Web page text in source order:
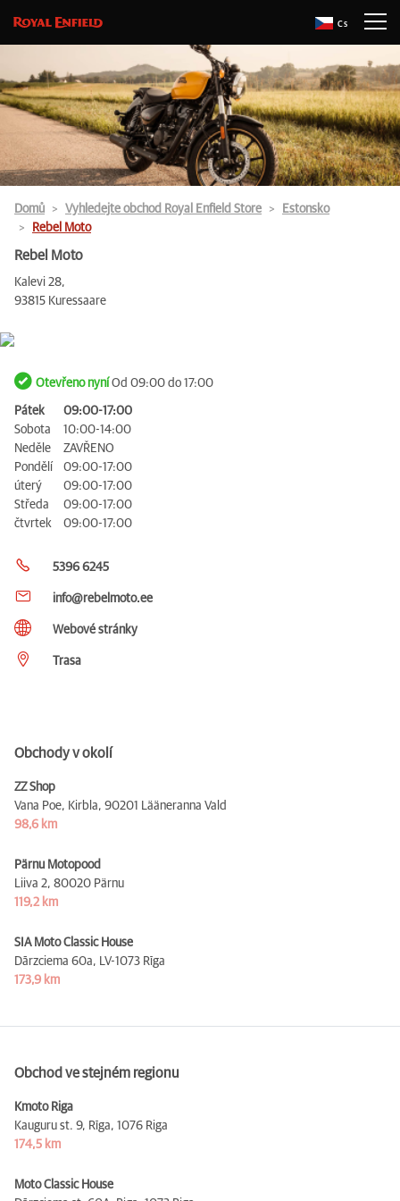
Cs
Domů Vyhledejte obchod Royal Enfield Store
Estonsko
Rebel Moto
Rebel Moto
Kalevi 28,
93815 Kuressaare
Otevřeno nyní Od 09:00 do 17:00
Pátek
09:00-17:00
Sobota
10:00-14:00
Neděle
ZAVŘENO
Pondělí
09:00-17:00
úterý
09:00-17:00
Středa
09:00-17:00
čtvrtek
09:00-17:00
5396 6245
info@rebelmoto.ee
Webové stránky
Trasa
Obchody v okolí
ZZ Shop
Vana Poe, Kirbla, 90201 Lääneranna Vald
98,6 km
Pärnu Motopood
Liiva 2, 80020 Pärnu
119,2 km
SIA Moto Classic House
Dārzciema 60a,
LV-1073 Rīga
173,9 km
Obchod ve stejném regionu
Kmoto Riga
Kauguru st. 9, Rīga, 1076 Riga
174,5 km
Moto Classic House